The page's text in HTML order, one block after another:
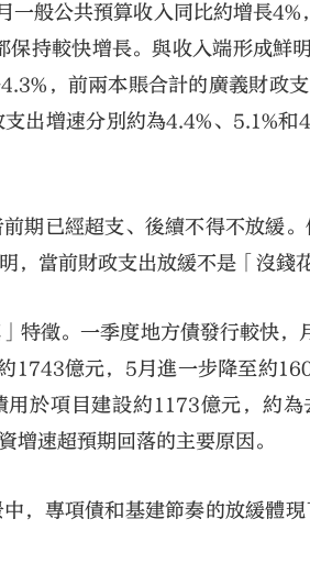
般公共預算收入同比約增長4%
持較快增長。與收入端形成鮮
，前兩本賬合計的廣義財政
出增速分別約為4.4%、5.1%和
期已經超支、後續不得不放緩
當前財政支出放緩不是「沒錢
特徵。一季度地方債發行較快
1743億元，5月進一步降至約
於項目建設約1173億元，約
增速超預期回落的主要原因。
，專項債和基建節奏的放緩體